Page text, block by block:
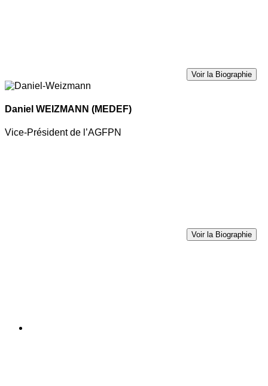
Voir la Biographie
Daniel WEIZMANN (MEDEF)
Vice-Président de l’AGFPN
Voir la Biographie